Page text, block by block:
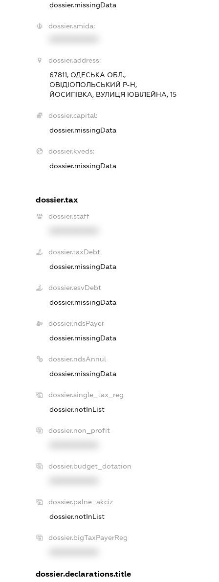
dossier.missingData
dossier.smida:
dossier.address:
67811, ОДЕСЬКА ОБЛ.,
ОВІДІОПОЛЬСЬКИЙ Р-Н,
ЙОСИПІВКА, ВУЛИЦЯ ЮВІЛЕЙНА, 15
dossier.capital:
dossier.missingData
dossier.kveds:
dossier.missingData
dossier.tax
dossier.staff
dossier.taxDebt
dossier.missingData
dossier.esvDebt
dossier.missingData
dossier.ndsPayer
dossier.missingData
dossier.ndsAnnul
dossier.missingData
dossier.single_tax_reg
dossier.notInList
dossier.non_profit
dossier.budget_dotation
dossier.palne_akciz
dossier.notInList
dossier.bigTaxPayerReg
dossier.declarations.title